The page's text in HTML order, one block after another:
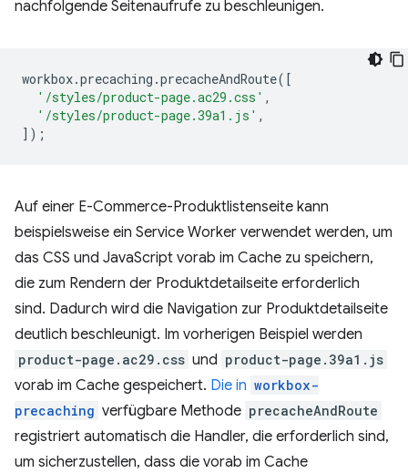
nachfolgende Seitenaufrufe zu beschleunigen.
workbox.precaching .precacheAndRoute([
'/styles/product-page.ac29.css' ,
'/styles/product-page.39a1.js' ,
]);
Auf einer E-Commerce-Produktlistenseite kann
beispielsweise ein Service Worker verwendet werden, um
das CSS und JavaScript vorab im Cache zu speichern,
die zum Rendern der Produktdetailseite erforderlich
sind. Dadurch wird die Navigation zur Produktdetailseite
deutlich beschleunigt. Im vorherigen Beispiel werden
product-page.ac29.css und product-page.39a1.js
vorab im Cache gespeichert. Die in workbox-
precaching verfügbare Methode precacheAndRoute
registriert automatisch die Handler, die erforderlich sind,
um sicherzustellen, dass die vorab im Cache